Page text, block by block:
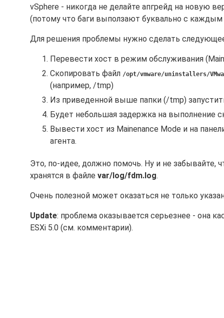
vSphere - никогда не делайте апгрейд на новую
(потому что баги выползают буквально с каждым
Для решения проблемы нужно сделать
Перевести хост в режим обслуживания
Скопировать файл /opt/vmware/uninstallers/
(например, /tmp)
Из приведенной выше папки (/tmp)
Будет небольшая задержка на выполнение
Вывести хост из Mainenance Mode и на
агента.
Это, по-идее, должно помочь. Ну и не забывайте,
хранятся в файле var/log/fdm.log.
Очень полезной может оказаться не только
Update: проблема оказывается серьезнее - она
ESXi 5.0 (см. комментарии).